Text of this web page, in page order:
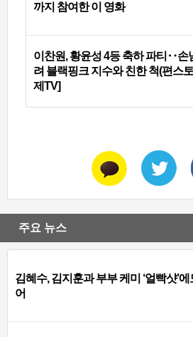
까지 참여한 이 영화
이찬원, 황윤성 4등 축하 파티‥손
려 블랙핑크 지수와 친한 척(편스
제TV]
주요 뉴스
김혜수, 김지훈과 부부 케미 ‘얼빡샷’
어